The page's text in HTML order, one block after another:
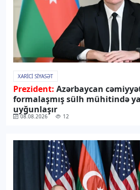
XARICI SIYASƏT
Prezident: Azərbaycan
formalaşmış sülh mühitində
uyğunlaşır
08.08.2026 12